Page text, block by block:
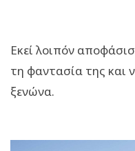
Εκεί λοιπόν
τη φαντασία της και
ξενώνα.